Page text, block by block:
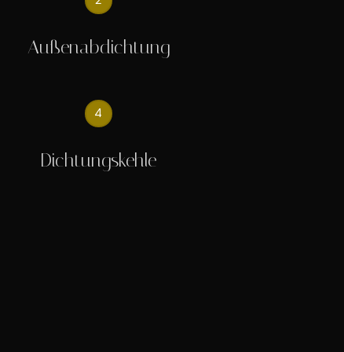
Außenabdichtung
4
Dichtungskehle